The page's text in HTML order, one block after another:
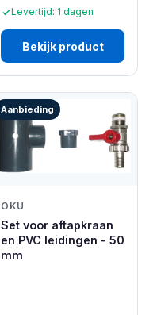
Levertijd: 1 dagen
Bekijk product
Aanbieding
OKU
Set voor aftapkraan
en PVC leidingen - 50
mm